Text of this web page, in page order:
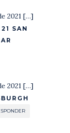
2021 […]
SAN
2021 […]